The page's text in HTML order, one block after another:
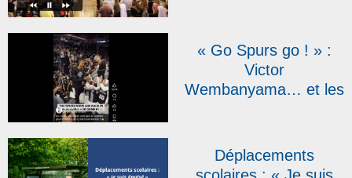
« Go Spurs go ! » :
Victor
Wembanyama… et les
Déplacements